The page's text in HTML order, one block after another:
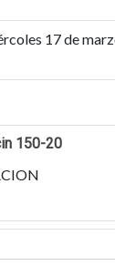
17 de
150-20